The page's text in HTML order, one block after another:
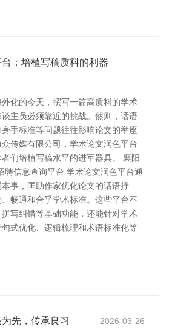
：培植写稿质料的利器
化的今天，撰写一篇高质料的学术
主员必须靠近的挑战。然则，话语
手标准等问题往往影响论文的举座
传媒有限公司，学术论文润色平台
们培植写稿水平的进军器具。 襄阳
聘信息查询平台 学术论文润色平台通
事，匡助作家优化论文的话语抒
畅通和合乎学术标准。这些平台不
写纠错等基础功能，还能针对学术
式优化、逻辑梳理和术语标准化等
先，传承良习 2026-03-26